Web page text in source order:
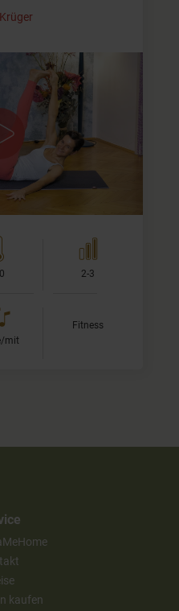
Fitness
Dich, wenn Du kraftvoll in
In nur 30 Minuten
Bauchmuskeln, dehnen
2-3
mit
Fitness
kaufen